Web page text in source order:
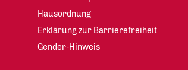
Hausordnung
Erklärung zur Barrierefreiheit
Gender-Hinweis